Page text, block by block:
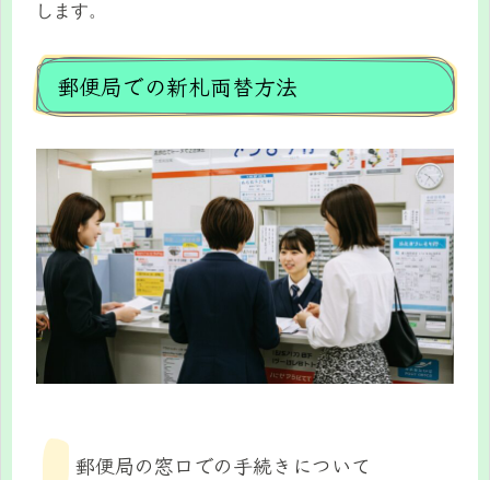
します。
郵便局での新札両替方法
郵便局の窓口での手続きについて